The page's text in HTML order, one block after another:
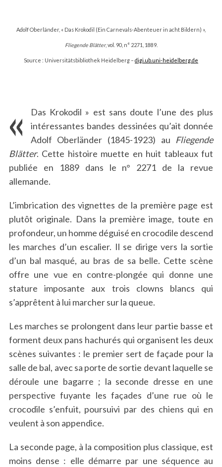
Adolf Oberländer, « Das Krokodil (Ein Carnevals-Abenteuer in acht Bildern) »,
Fliegende Blätter, vol. 90, n° 2271, 1889.
Source : Universitätsbibliothek Heidelberg – digi.ub.uni-heidelberg.de
«
Das Krokodil » est sans doute l’une des plus
intéressantes bandes dessinées qu’ait donnée
Adolf Oberländer (1845-1923) au Fliegende
Blätter. Cette histoire muette en huit tableaux fut
publiée en 1889 dans le n° 2271 de la revue
allemande.
L’imbrication des vignettes de la première page est
plutôt originale. Dans la première image, toute en
profondeur, un homme déguisé en crocodile descend
les marches d’un escalier. Il se dirige vers la sortie
d’un bal masqué, au bras de sa belle. Cette scène
offre une vue en contre-plongée qui donne une
stature imposante aux trois clowns blancs qui
s’apprêtent à lui marcher sur la queue.
Les marches se prolongent dans leur partie basse et
forment deux pans hachurés qui organisent les deux
scènes suivantes : le premier sert de façade pour la
salle de bal, avec sa porte de sortie devant laquelle se
déroule une bagarre ; la seconde dresse en une
perspective fuyante les façades d’une rue où le
crocodile s’enfuit, poursuivi par des chiens qui en
veulent à son appendice.
La seconde page, à la composition plus classique, est
moins dense : elle démarre par une séquence au